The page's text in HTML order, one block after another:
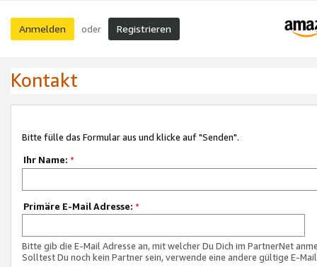
Anmelden oder Registrieren
Kontakt
Bitte fülle das Formular aus und klicke auf "Senden".
Ihr Name: *
Primäre E-Mail Adresse: *
Bitte gib die E-Mail Adresse an, mit welcher Du Dich im PartnerNet
Solltest Du noch kein Partner sein, verwende eine andere gültige E-